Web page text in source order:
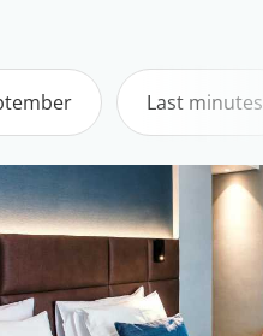
Last minutes